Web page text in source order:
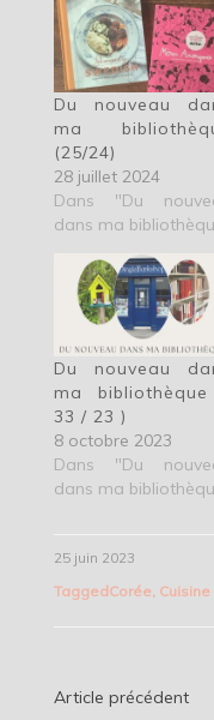
Du nouveau
ma
(25/24)
28 juillet 2024
Dans "Du
dans ma
Du nouveau
ma
33 / 23 )
8 octobre 2023
Dans "Du
dans ma
25 juin 2023
TaggedCorée, Cuisine
Article précédent